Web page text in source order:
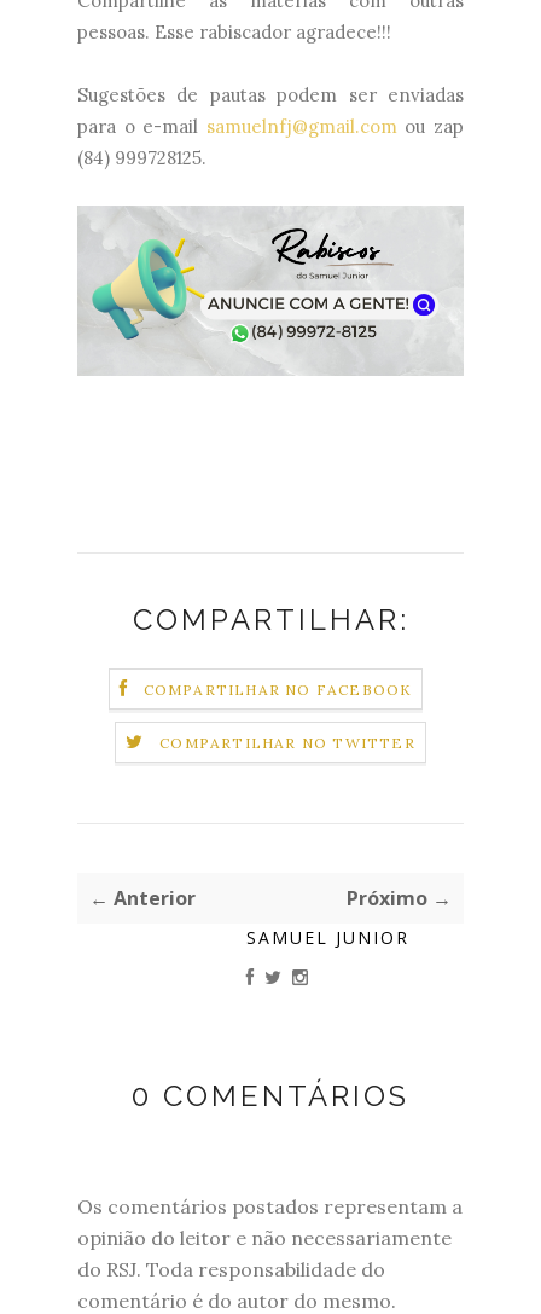
pessoas. Esse rabiscador agradece!!!
Sugestões de pautas podem ser enviadas
para o e-mail samuelnfj@gmail.comou zap
(84) 999728125.
COMPARTILHAR:
COMPARTILHAR NO FACEBOOK
COMPARTILHAR NO TWITTER
← Anterior Próximo →
SAMUEL JUNIOR
0 COMENTÁRIOS
Os comentários postados representam a
opinião do leitor e não necessariamente
do RSJ. Toda responsabilidade do
comentário é do autor do mesmo.